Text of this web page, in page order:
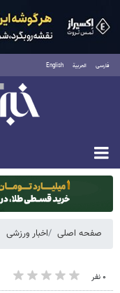
فارسی العربية English
یکشنبه ۱۸ مرداد ۱۴۰۵
صفحه اصلی اخبار ورزشی
۰ نفر